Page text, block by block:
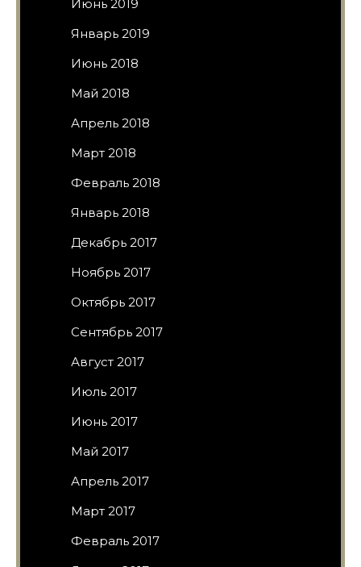
Июнь 2019
Январь 2019
Июнь 2018
Май 2018
Апрель 2018
Март 2018
Февраль 2018
Январь 2018
Декабрь 2017
Ноябрь 2017
Октябрь 2017
Сентябрь 2017
Август 2017
Июль 2017
Июнь 2017
Май 2017
Апрель 2017
Март 2017
Февраль 2017